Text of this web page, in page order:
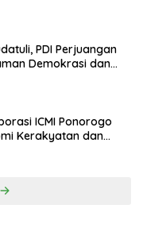
PDI Perjuangan
Demokrasi dan
ICMI Ponorogo
Kerakyatan dan